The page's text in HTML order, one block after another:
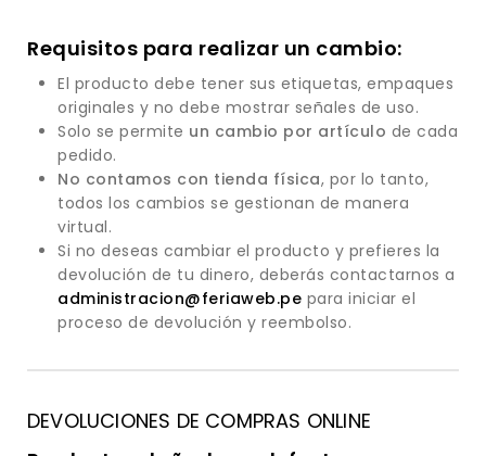
Requisitos para realizar un cambio:
El producto debe tener sus etiquetas, empaques
originales y no debe mostrar señales de uso.
Solo se permite un cambio por artículo de cada
pedido.
No contamos con tienda física, por lo tanto,
todos los cambios se gestionan de manera
virtual.
Si no deseas cambiar el producto y prefieres la
devolución de tu dinero, deberás contactarnos a
administracion@feriaweb.pe para iniciar el
proceso de devolución y reembolso.
DEVOLUCIONES DE COMPRAS ONLINE